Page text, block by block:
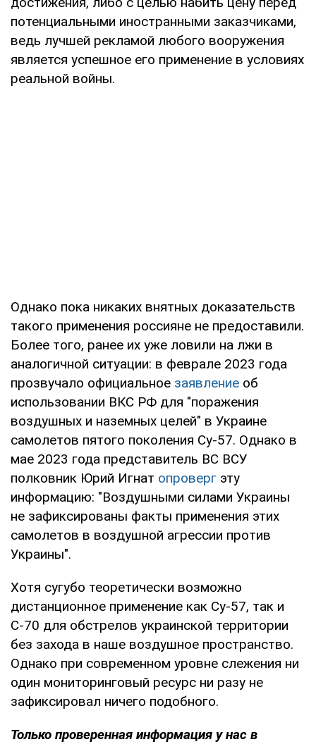
потенциальными иностранными заказчиками,
ведь лучшей рекламой любого вооружения
является успешное его применение в условиях
реальной войны.
Однако пока никаких внятных доказательств
такого применения россияне не предоставили.
Более того, ранее их уже ловили на лжи в
аналогичной ситуации: в феврале 2023 года
прозвучало официальное заявление об
использовании ВКС РФ для "поражения
воздушных и наземных целей" в Украине
самолетов пятого поколения Су-57. Однако в
мае 2023 года представитель ВС ВСУ
полковник Юрий Игнат опроверг эту
информацию: "Воздушными силами Украины
не зафиксированы факты применения этих
самолетов в воздушной агрессии против
Украины".
Хотя сугубо теоретически возможно
дистанционное применение как Су-57, так и
С-70 для обстрелов украинской территории
без захода в наше воздушное пространство.
Однако при современном уровне слежения ни
один мониторинговый ресурс ни разу не
зафиксировал ничего подобного.
Только проверенная информация у нас в